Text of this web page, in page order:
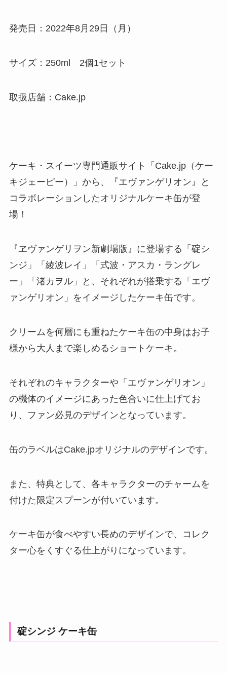
発売日：2022年8月29日（月）
サイズ：250ml 2個1セット
取扱店舗：Cake.jp
ケーキ・スイーツ専門通販サイト「Cake.jp（ケー
キジェーピー）」から、『エヴァンゲリオン』と
コラボレーションしたオリジナルケーキ缶が登
場！
『ヱヴァンゲリヲン新劇場版』に登場する「碇シ
ンジ」「綾波レイ」「式波・アスカ・ラングレ
ー」「渚カヲル」と、それぞれが搭乗する「エヴ
ァンゲリオン」をイメージしたケーキ缶です。
クリームを何層にも重ねたケーキ缶の中身はお子
様から大人まで楽しめるショートケーキ。
それぞれのキャラクターや「エヴァンゲリオン」
の機体のイメージにあった色合いに仕上げてお
り、ファン必見のデザインとなっています。
缶のラベルはCake.jpオリジナルのデザインです。
また、特典として、各キャラクターのチャームを
付けた限定スプーンが付いています。
ケーキ缶が食べやすい長めのデザインで、コレク
ター心をくすぐる仕上がりになっています。
碇シンジ ケーキ缶